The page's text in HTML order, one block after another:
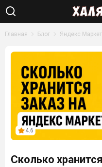
Главная Блог Яндекс Маркет
4.6
Сколько